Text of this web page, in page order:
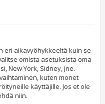
eri aikavyöhykkeeltä kuin se
omista asetuksista oma
New York, Sidney, jne.
kuten monet
käyttäjille. Jos et ole
niin.